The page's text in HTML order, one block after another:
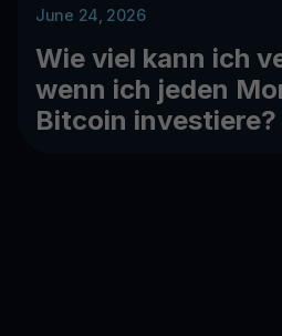
June 24, 2026
Wie viel kann ich
wenn ich jeden
Bitcoin investiere?